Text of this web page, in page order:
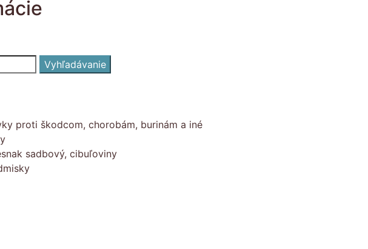
Vyhľadávanie
proti škodcom, chorobám, burinám a iné
sadbový, cibuľoviny